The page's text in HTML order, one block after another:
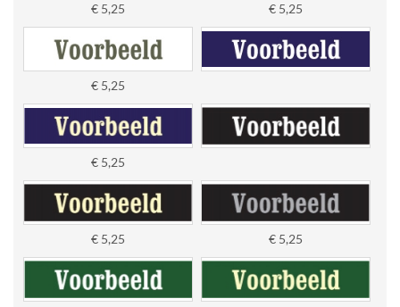
€ 5,25 € 5,25
€ 5,25
€ 5,25
€ 5,25 € 5,25